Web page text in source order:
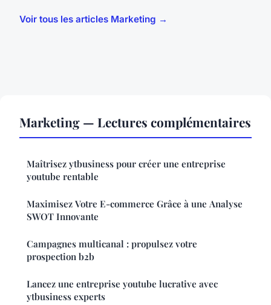
Voir tous les articles Marketing →
Marketing — Lectures complémentaires
Maîtrisez ytbusiness pour créer une entreprise
youtube rentable
Maximisez Votre E-commerce Grâce à une Analyse
SWOT Innovante
Campagnes multicanal : propulsez votre
prospection b2b
Lancez une entreprise youtube lucrative avec
ytbusiness experts